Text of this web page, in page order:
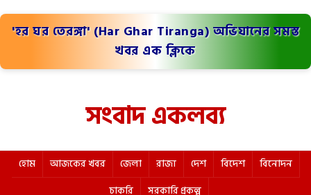
'হর ঘর তেরঙ্গা' (Har Ghar Tiranga) অভিযানের সমস্ত
খবর এক ক্লিকে
সংবাদ একলব্য
হোম আজকের খবর জেলা রাজ্য দেশ বিদেশ
বিনোদন
চাকরি
সরকারি প্রকল্প